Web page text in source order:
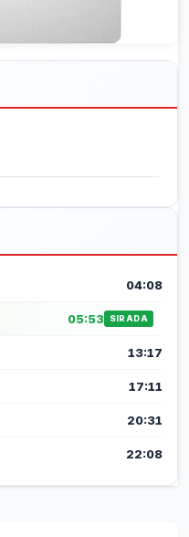
04:08
05:53 SIRADA
13:17
17:11
20:31
22:08